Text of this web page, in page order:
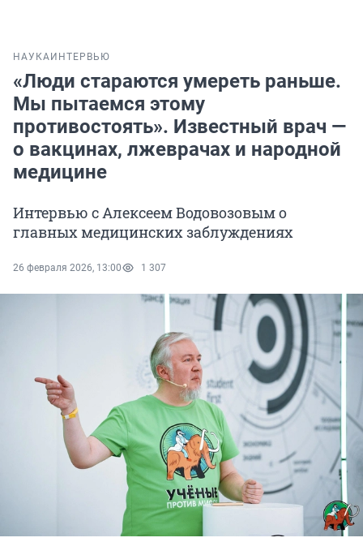
НАУКА ИНТЕРВЬЮ
«Люди стараются умереть раньше.
Мы пытаемся этому
противостоять». Известный врач —
о вакцинах, лжеврачах и народной
медицине
Интервью с Алексеем Водовозовым о
главных медицинских заблуждениях
26 февраля 2026, 13:00 1 307